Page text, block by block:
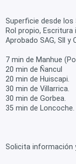
Superficie desde los
Rol propio, Escritura
Aprobado SAG, SII y
7 min de Manhue
20 min de Ñancul
20 min de Huiscapi.
30 min de Villarrica.
30 min de Gorbea.
35 min de Loncoche.
Solicita información